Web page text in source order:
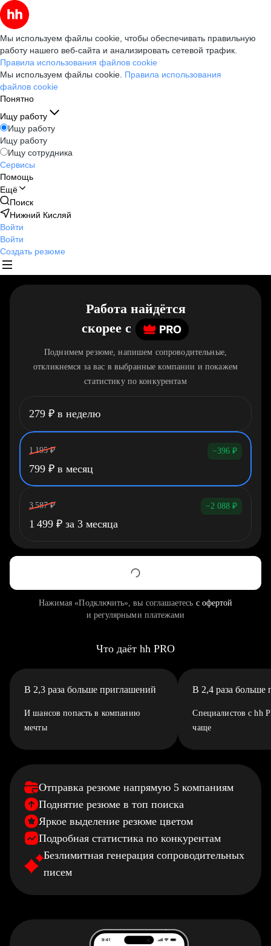
Мы используем файлы cookie, чтобы обеспечивать правильную
работу нашего веб-сайта и анализировать сетевой трафик.
Правила использования файлов cookie
Мы используем файлы cookie. Правила использования
файлов cookie
Понятно
Ищу работу
Ищу работу
Ищу работу
Ищу сотрудника
Сервисы
Помощь
Ещё
Поиск
Нижний Кисляй
Войти
Войти
Создать резюме
Работа найдётся
скорее c
Поднимем резюме, напишем сопроводительные,
откликнемся за вас в выбранные компании и покажем
статистику по конкурентам
279 ₽ в неделю
1 195 ₽ −396 ₽
799 ₽ в месяц
3 587 ₽ −2 088 ₽
1 499 ₽ за 3 месяца
Нажимая «Подключить», вы соглашаетесь с офертой
и регулярными платежами
Что даёт hh PRO
В 2,3 раза больше приглашений
И шансов попасть в компанию
мечты
В 2,4 раза больше
Специалистов с hh
чаще
Отправка резюме напрямую 5 компаниям
Поднятие резюме в топ поиска
Яркое выделение резюме цветом
Подробная статистика по конкурентам
Безлимитная генерация сопроводительных
писем